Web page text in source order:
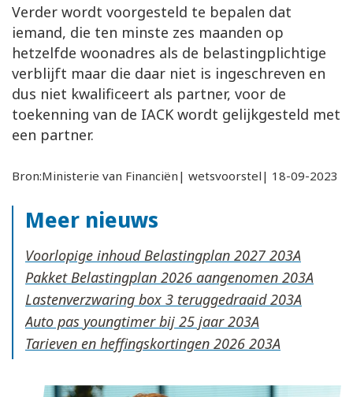
Verder wordt voorgesteld te bepalen dat
iemand, die ten minste zes maanden op
hetzelfde woonadres als de belastingplichtige
verblijft maar die daar niet is ingeschreven en
dus niet kwalificeert als partner, voor de
toekenning van de IACK wordt gelijkgesteld met
een partner.
Bron:Ministerie van Financiën| wetsvoorstel| 18-09-2023
Meer nieuws
Voorlopige inhoud Belastingplan 2027
Pakket Belastingplan 2026 aangenomen
Lastenverzwaring box 3 teruggedraaid
Auto pas youngtimer bij 25 jaar
Tarieven en heffingskortingen 2026